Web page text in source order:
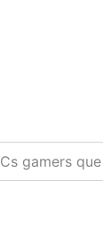
gamers